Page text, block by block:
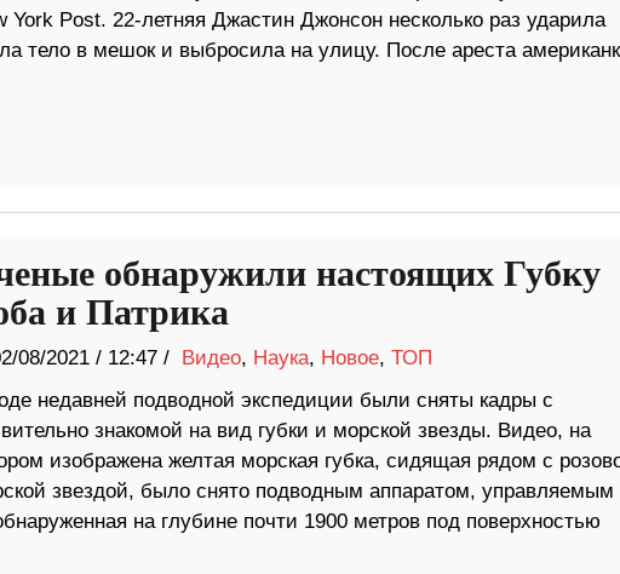
York Post. 22-летняя Джастин Джонсон несколько раз ударила
тело в мешок и выбросила на улицу. После ареста
обнаружили настоящих Губку
и Патрика
08/2021/ 12:47 / Видео, Наука, Новое, ТОП
недавней подводной экспедиции были сняты кадры с
знакомой на вид губки и морской звезды. Видео, на
изображена желтая морская губка, сидящая рядом с
звездой, было снято подводным аппаратом, управляемым
на глубине почти 1900 метров под поверхностью